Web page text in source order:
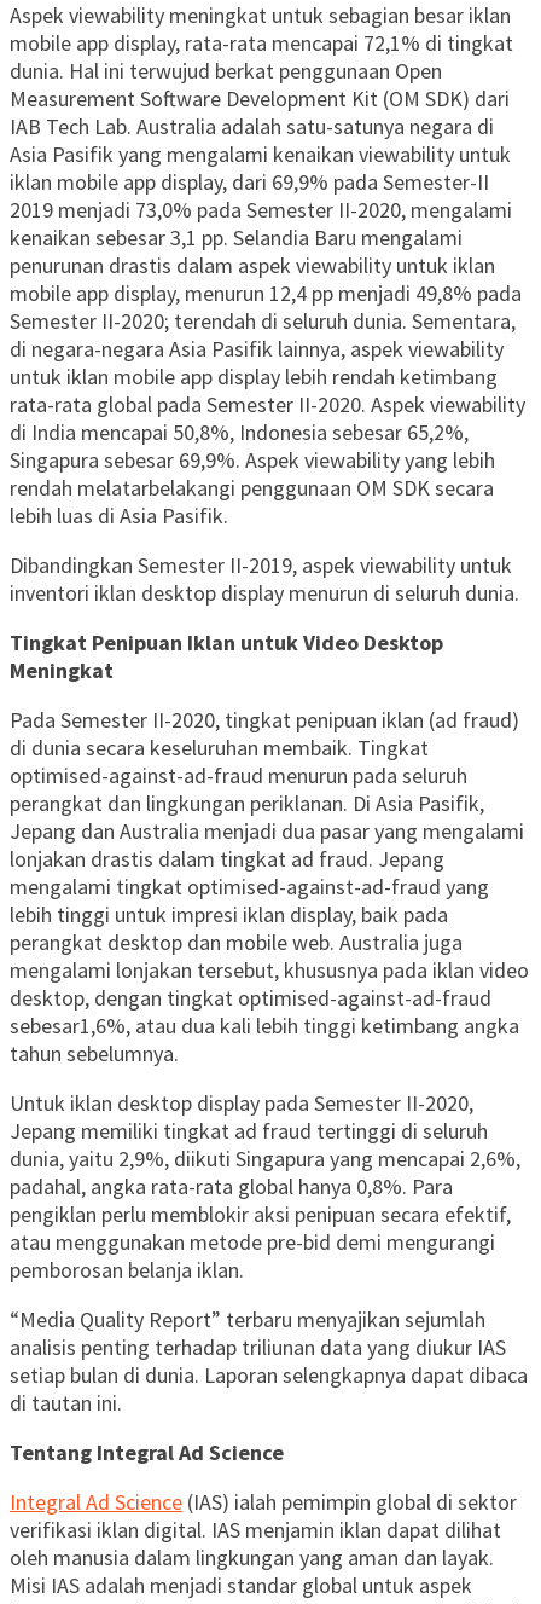
Aspek viewability meningkat untuk sebagian besar iklan
mobile app display, rata-rata mencapai 72,1% di tingkat
dunia. Hal ini terwujud berkat penggunaan Open
Measurement Software Development Kit (OM SDK) dari
IAB Tech Lab. Australia adalah satu-satunya negara di
Asia Pasifik yang mengalami kenaikan viewability untuk
iklan mobile app display, dari 69,9% pada Semester-II
2019 menjadi 73,0% pada Semester II-2020, mengalami
kenaikan sebesar 3,1 pp. Selandia Baru mengalami
penurunan drastis dalam aspek viewability untuk iklan
mobile app display, menurun 12,4 pp menjadi 49,8% pada
Semester II-2020; terendah di seluruh dunia. Sementara,
di negara-negara Asia Pasifik lainnya, aspek viewability
untuk iklan mobile app display lebih rendah ketimbang
rata-rata global pada Semester II-2020. Aspek viewability
di India mencapai 50,8%, Indonesia sebesar 65,2%,
Singapura sebesar 69,9%. Aspek viewability yang lebih
rendah melatarbelakangi penggunaan OM SDK secara
lebih luas di Asia Pasifik.
Dibandingkan Semester II-2019, aspek viewability untuk
inventori iklan desktop display menurun di seluruh dunia.
Tingkat Penipuan Iklan untuk Video Desktop
Meningkat
Pada Semester II-2020, tingkat penipuan iklan (ad fraud)
di dunia secara keseluruhan membaik. Tingkat
optimised-against-ad-fraud menurun pada seluruh
perangkat dan lingkungan periklanan. Di Asia Pasifik,
Jepang dan Australia menjadi dua pasar yang mengalami
lonjakan drastis dalam tingkat ad fraud. Jepang
mengalami tingkat optimised-against-ad-fraud yang
lebih tinggi untuk impresi iklan display, baik pada
perangkat desktop dan mobile web. Australia juga
mengalami lonjakan tersebut, khususnya pada iklan video
desktop, dengan tingkat optimised-against-ad-fraud
sebesar1,6%, atau dua kali lebih tinggi ketimbang angka
tahun sebelumnya.
Untuk iklan desktop display pada Semester II-2020,
Jepang memiliki tingkat ad fraud tertinggi di seluruh
dunia, yaitu 2,9%, diikuti Singapura yang mencapai 2,6%,
padahal, angka rata-rata global hanya 0,8%. Para
pengiklan perlu memblokir aksi penipuan secara efektif,
atau menggunakan metode pre-bid demi mengurangi
pemborosan belanja iklan.
“Media Quality Report” terbaru menyajikan sejumlah
analisis penting terhadap triliunan data yang diukur IAS
setiap bulan di dunia. Laporan selengkapnya dapat dibaca
di tautan ini.
Tentang Integral Ad Science
Integral Ad Science (IAS) ialah pemimpin global di sektor
verifikasi iklan digital. IAS menjamin iklan dapat dilihat
oleh manusia dalam lingkungan yang aman dan layak.
Misi IAS adalah menjadi standar global untuk aspek